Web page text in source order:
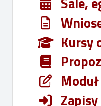
Kursy